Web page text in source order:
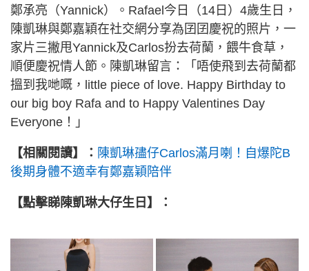
鄭承亮（Yannick）。Rafael今日（14日）4歲生日，
陳凱琳與鄭嘉穎在社交網分享為囝囝慶祝的照片，一
家片三撇甩Yannick及Carlos扮去荷蘭，餵牛食草，
順便慶祝情人節。陳凱琳留言：「唔使飛到去荷蘭都
搵到我哋嘅，little piece of love. Happy Birthday to
our big boy Rafa and to Happy Valentines Day
Everyone！」
【相關閱讀】： 陳凱琳孻仔Carlos滿月喇！自爆陀B
後期身體不適幸有鄭嘉穎陪伴
【點擊睇陳凱琳大仔生日】：